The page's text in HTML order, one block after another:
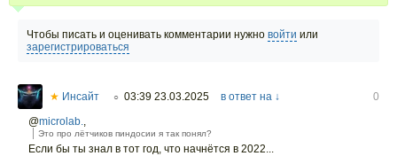
Чтобы писать и оценивать комментарии нужно войти или
зарегистрироваться
★ Инсайт ○ 03:39 23.03.2025 в ответ на ↓
0
@microlab.
Это про лётчиков пиндосии я так понял?
Если бы ты знал в тот год, что начнётся в 2022...